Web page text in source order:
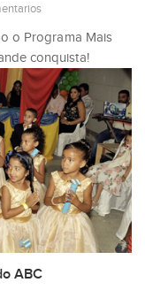
o Programa Mais
conquista!
ABC